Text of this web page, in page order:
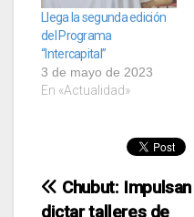
Llega la segunda edición
del Programa
“Intercapital”
3 de mayo de 2023
En «Actualidad»
Navegación
Chubut: Impulsan
dictar talleres de